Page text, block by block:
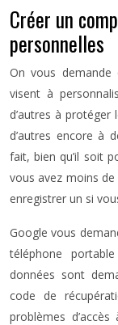
Créer un
personnelles
On vous demande
visent à
d’autres à
d’autres encore à
fait, bien qu’il soit
vous avez moins de
enregistrer un si
Google vous
téléphone
données sont
code de
problèmes